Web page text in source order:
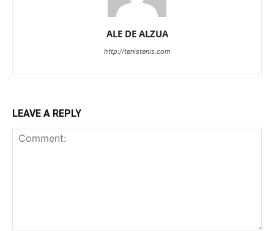
ALE DE ALZUA
http://tenistenis.com
LEAVE A REPLY